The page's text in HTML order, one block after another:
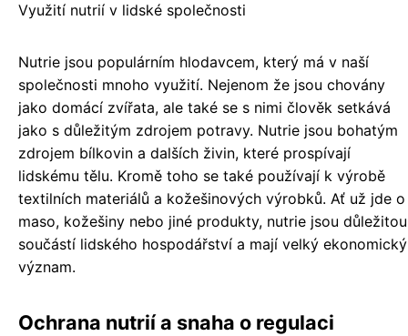
Využití nutrií v lidské společnosti
Nutrie jsou populárním hlodavcem, který má v naší
společnosti mnoho využití. Nejenom že jsou chovány
jako domácí zvířata, ale také se s nimi člověk setkává
jako s důležitým zdrojem potravy. Nutrie jsou bohatým
zdrojem bílkovin a dalších živin, které prospívají
lidskému tělu. Kromě toho se také používají k výrobě
textilních materiálů a kožešinových výrobků. Ať už jde o
maso, kožešiny nebo jiné produkty, nutrie jsou důležitou
součástí lidského hospodářství a mají velký ekonomický
význam.
Ochrana nutrií a snaha o regulaci